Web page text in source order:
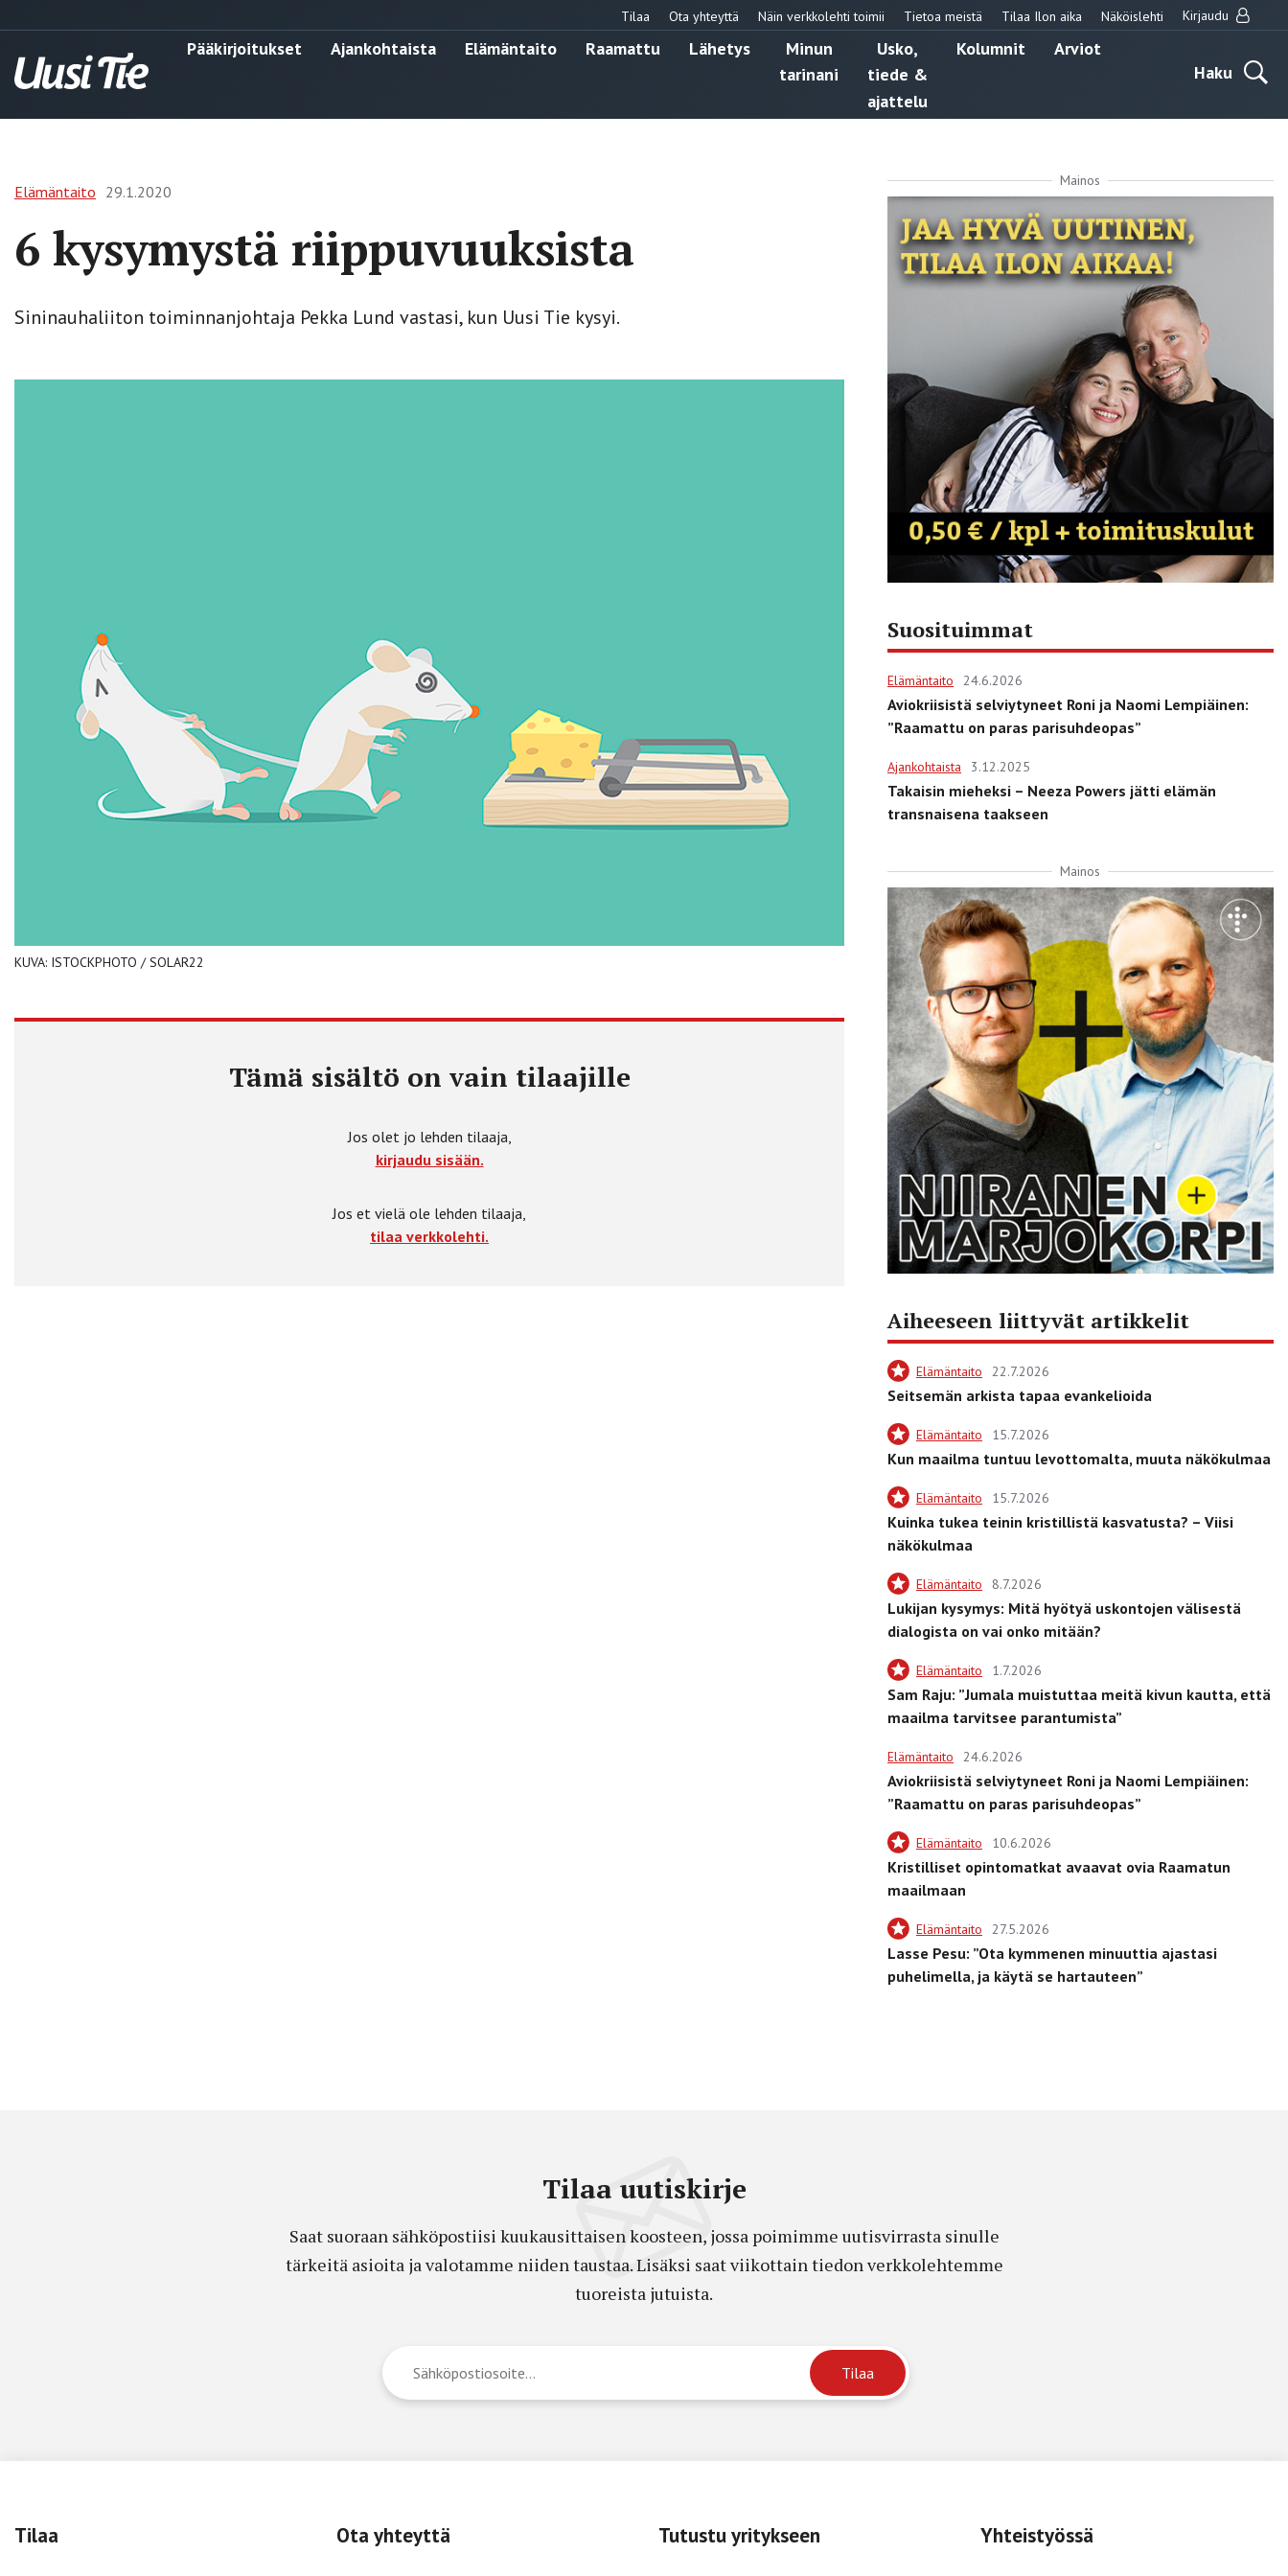
Tilaa Ota yhteyttä Näin verkkolehti toimii Tietoa meistä Tilaa Ilon aika Näköislehti Kirjaudu
Pääkirjoitukset Ajankohtaista Elämäntaito Raamattu Lähetys
Minun
tarinani
Usko,
tiede &
ajattelu
Kolumnit
Arviot
Haku
Elämäntaito 29.1.2020
6 kysymystä riippuvuuksista
Sininauhaliiton toiminnanjohtaja Pekka Lund vastasi, kun Uusi Tie kysyi.
KUVA: ISTOCKPHOTO / SOLAR22
Tämä sisältö on vain tilaajille
Jos olet jo lehden tilaaja,
kirjaudu sisään.
Jos et vielä ole lehden tilaaja,
tilaa verkkolehti.
Mainos
Suosituimmat
Elämäntaito 24.6.2026
Aviokriisistä selviytyneet Roni ja Naomi Lempiäinen:
”Raamattu on paras parisuhdeopas”
Ajankohtaista 3.12.2025
Takaisin mieheksi – Neeza Powers jätti elämän
transnaisena taakseen
Mainos
Aiheeseen liittyvät artikkelit
Elämäntaito 22.7.2026
Seitsemän arkista tapaa evankelioida
Elämäntaito 15.7.2026
Kun maailma tuntuu levottomalta, muuta näkökulmaa
Elämäntaito 15.7.2026
Kuinka tukea teinin kristillistä kasvatusta? – Viisi
näkökulmaa
Elämäntaito 8.7.2026
Lukijan kysymys: Mitä hyötyä uskontojen välisestä
dialogista on vai onko mitään?
Elämäntaito 1.7.2026
Sam Raju: ”Jumala muistuttaa meitä kivun kautta, että
maailma tarvitsee parantumista”
Elämäntaito 24.6.2026
Aviokriisistä selviytyneet Roni ja Naomi Lempiäinen:
”Raamattu on paras parisuhdeopas”
Elämäntaito 10.6.2026
Kristilliset opintomatkat avaavat ovia Raamatun
maailmaan
Elämäntaito 27.5.2026
Lasse Pesu: ”Ota kymmenen minuuttia ajastasi
puhelimella, ja käytä se hartauteen”
Tilaa uutiskirje
Saat suoraan sähköpostiisi kuukausittaisen koosteen, jossa poimimme uutisvirrasta sinulle
tärkeitä asioita ja valotamme niiden taustaa. Lisäksi saat viikottain tiedon verkkolehtemme
tuoreista jutuista.
Tilaa Ota yhteyttä Tutustu yritykseen Yhteistyössä